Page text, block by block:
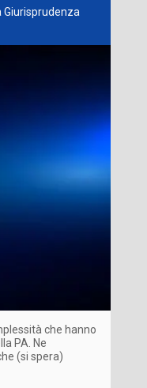
Giurisprudenza
che hanno
PA. Ne
(si spera)